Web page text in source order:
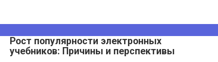
Рост популярности электронных
учебников: Причины и перспективы